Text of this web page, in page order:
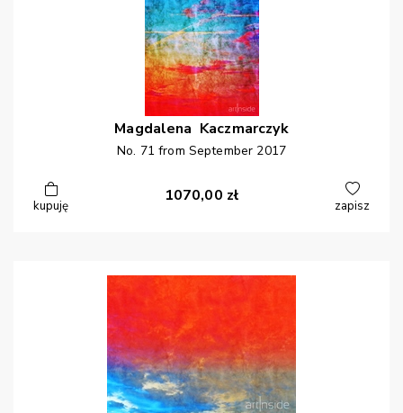
Magdalena Kaczmarczyk
No. 71 from September 2017
kupuję
1070,00 zł
zapisz